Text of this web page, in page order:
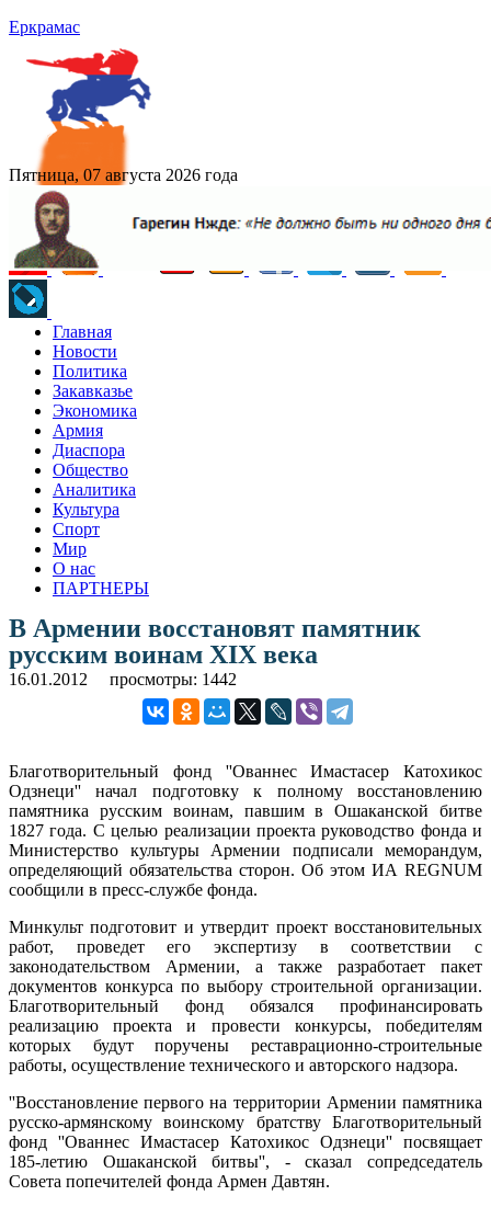
Еркрамас
Пятница, 07 августа 2026 года
Главная
Новости
Политика
Закавказье
Экономика
Армия
Диаспора
Общество
Аналитика
Культура
Спорт
Мир
О нас
ПАРТНЕРЫ
В Армении восстановят памятник
русским воинам XIX века
16.01.2012 просмотры: 1442
Благотворительный фонд ''Ованнес Имастасер Катохикос
Одзнеци'' начал подготовку к полному восстановлению
памятника русским воинам, павшим в Ошаканской битве
1827 года. С целью реализации проекта руководство фонда и
Министерство культуры Армении подписали меморандум,
определяющий обязательства сторон. Об этом ИА REGNUM
сообщили в пресс-службе фонда.
Минкульт подготовит и утвердит проект восстановительных
работ, проведет его экспертизу в соответствии с
законодательством Армении, а также разработает пакет
документов конкурса по выбору строительной организации.
Благотворительный фонд обязался профинансировать
реализацию проекта и провести конкурсы, победителям
которых будут поручены реставрационно-строительные
работы, осуществление технического и авторского надзора.
''Восстановление первого на территории Армении памятника
русско-армянскому воинскому братству Благотворительный
фонд ''Ованнес Имастасер Катохикос Одзнеци'' посвящает
185-летию Ошаканской битвы'', - сказал сопредседатель
Совета попечителей фонда Армен Давтян.